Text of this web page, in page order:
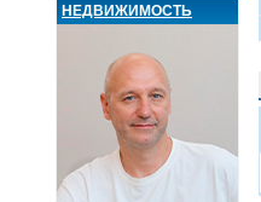
НЕДВИЖИМОСТЬ